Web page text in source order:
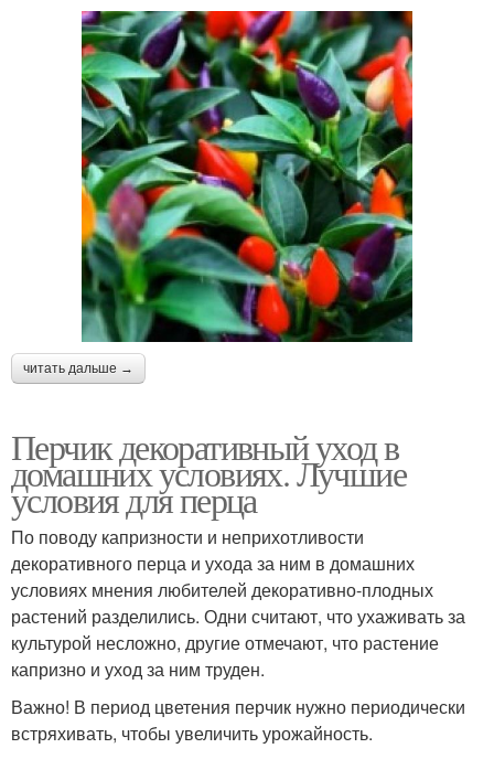
читать дальше →
Перчик декоративный уход в
домашних условиях. Лучшие
условия для перца
По поводу капризности и неприхотливости
декоративного перца и ухода за ним в домашних
условиях мнения любителей декоративно-плодных
растений разделились. Одни считают, что ухаживать за
культурой несложно, другие отмечают, что растение
капризно и уход за ним труден.
Важно! В период цветения перчик нужно периодически
встряхивать, чтобы увеличить урожайность.